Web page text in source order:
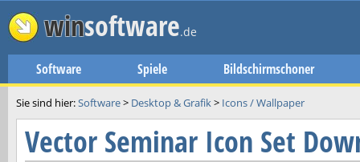
winsoftware.de
Software Spiele Bildschirmschoner
Sie sind hier:Software> Desktop & Grafik> Icons / Wallpaper
Vector Seminar Icon Set